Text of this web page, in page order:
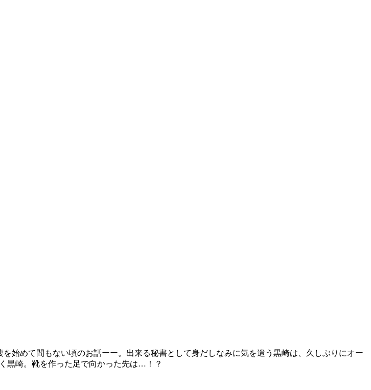
始めて間もない頃のお話ーー。出来る秘書として身だしなみに気を遣う黒崎は、久しぶりにオー
黒崎。靴を作った足で向かった先は…！？